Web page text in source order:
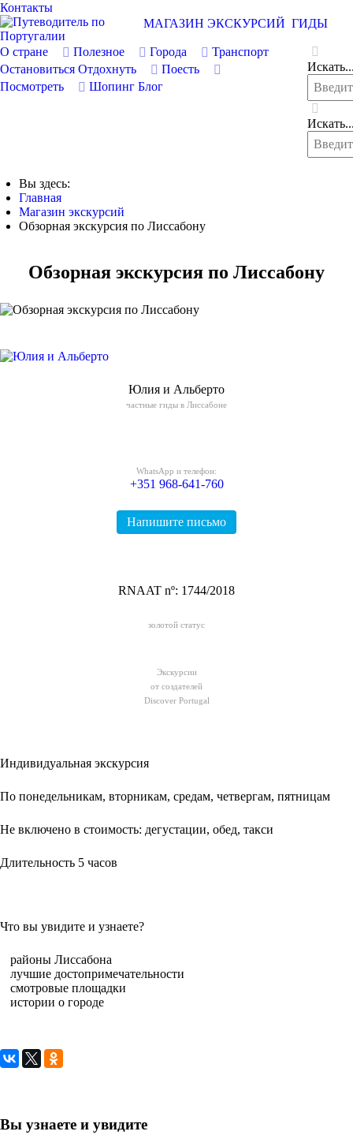
Контакты
МАГАЗИН ЭКСКУРСИЙ ГИДЫ
О стране Полезное Города
Транспорт
Остановиться Отдохнуть
Поесть
Посмотреть
Шопинг Блог
Вы здесь:
Главная
Магазин экскурсий
Обзорная экскурсия по Лиссабону
Обзорная экскурсия по Лиссабону
Юлия и Альберто
частные гиды в Лиссабоне
WhatsApp и телефон:
+351 968-641-760
Напишите письмо
RNAAT nº: 1744/2018
золотой статус
Экскурсии
от создателей
Discover Portugal
Индивидуальная экскурсия
По понедельникам, вторникам, средам, четвергам, пятницам
Не включено в стоимость: дегустации, обед, такси
Длительность 5 часов
Что вы увидите и узнаете?
районы Лиссабона
лучшие достопримечательности
смотровые площадки
истории о городе
Вы узнаете и увидите